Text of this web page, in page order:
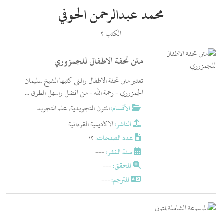
محمد عبدالرحمن الحوفي
الكتب 2
متن تحفة الاطفال للجمزوري
تعتبر متن تحفة الاطفال والتى كتبها الشيخ سليمان
الجمزوري - رحمة الله - من افضل واسهل الطرق ...
الأقسام:المتون التجويدية,علم التجويد
الناشر:الاكاديمية القرءانية
عدد الصفحات:
سنة النشر:---
المحقق:---
المترجم:---